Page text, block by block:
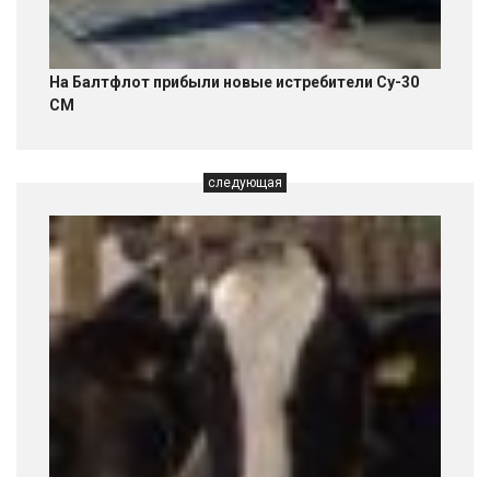
На Балтфлот прибыли новые истребители Су-30
СМ
следующая